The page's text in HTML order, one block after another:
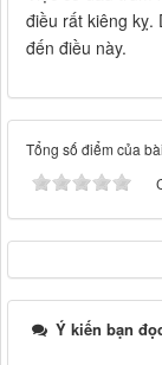
điều rất kiêng kỵ.
đến điều này.
Tổng số điểm của
Ý kiến bạn